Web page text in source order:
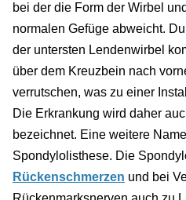
bei der die Form der Wirbel
normalen Gefüge abweicht.
der untersten Lendenwirbel
über dem Kreuzbein nach
verrutschen, was zu einer
Die Erkrankung wird daher
bezeichnet. Eine weitere
Spondylolisthese. Die
Rückenschmerzen und bei